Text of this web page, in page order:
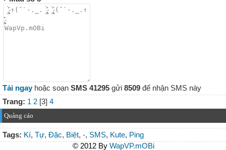
Tải ngayhoặc soạn SMS 41295 gửi 8509 để nhận SMS này
Trang: 1 2 [3] 4
Quảng cáo
Tags: Kí, Tự, Đặc, Biệt, -, SMS, Kute, Ping
© 2012 By WapVP.mOBi